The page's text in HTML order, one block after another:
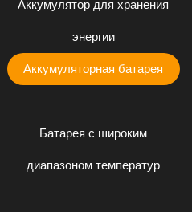
Аккумулятор для хранения
энергии
Аккумуляторная батарея
Батарея с широким
диапазоном температур